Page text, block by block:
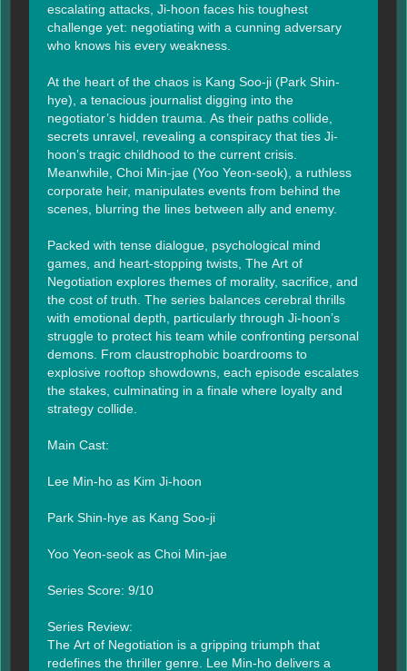
escalating attacks, Ji-hoon faces his toughest
challenge yet: negotiating with a cunning adversary
who knows his every weakness.
At the heart of the chaos is Kang Soo-ji (Park Shin-
hye), a tenacious journalist digging into the
negotiator’s hidden trauma. As their paths collide,
secrets unravel, revealing a conspiracy that ties Ji-
hoon’s tragic childhood to the current crisis.
Meanwhile, Choi Min-jae (Yoo Yeon-seok), a ruthless
corporate heir, manipulates events from behind the
scenes, blurring the lines between ally and enemy.
Packed with tense dialogue, psychological mind
games, and heart-stopping twists, The Art of
Negotiation explores themes of morality, sacrifice, and
the cost of truth. The series balances cerebral thrills
with emotional depth, particularly through Ji-hoon’s
struggle to protect his team while confronting personal
demons. From claustrophobic boardrooms to
explosive rooftop showdowns, each episode escalates
the stakes, culminating in a finale where loyalty and
strategy collide.
Main Cast:
Lee Min-ho as Kim Ji-hoon
Park Shin-hye as Kang Soo-ji
Yoo Yeon-seok as Choi Min-jae
Series Score: 9/10
Series Review:
The Art of Negotiation is a gripping triumph that
redefines the thriller genre. Lee Min-ho delivers a